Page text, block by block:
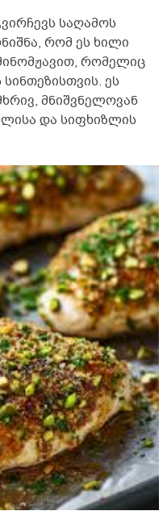
საღამოს
რომ ეს ხილი
რომელიც
ეს
მნიშვნელოვან
და სიფხიზლის